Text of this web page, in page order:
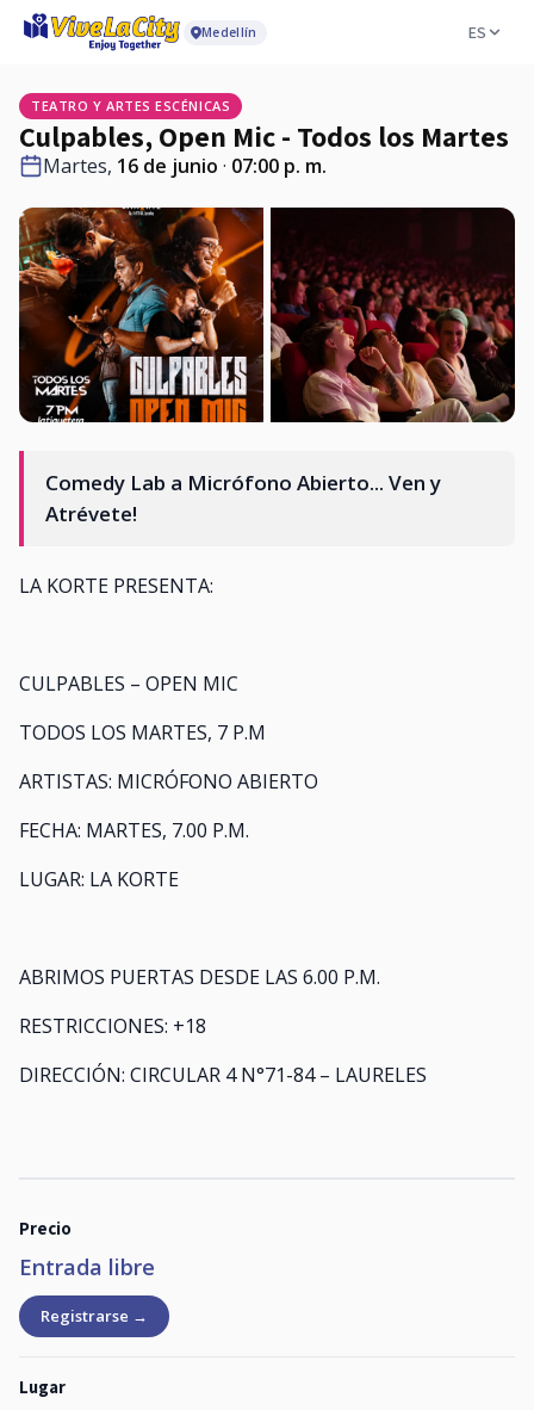
Medellín ES
TEATRO Y ARTES ESCÉNICAS
Culpables, Open Mic - Todos los Martes
Martes, 16 de junio · 07:00 p. m.
Comedy Lab a Micrófono Abierto... Ven y
Atrévete!
LA KORTE PRESENTA:
CULPABLES – OPEN MIC
TODOS LOS MARTES, 7 P.M
ARTISTAS: MICRÓFONO ABIERTO
FECHA: MARTES, 7.00 P.M.
LUGAR: LA KORTE
ABRIMOS PUERTAS DESDE LAS 6.00 P.M.
RESTRICCIONES: +18
DIRECCIÓN: CIRCULAR 4 N°71-84 – LAURELES
Precio
Entrada libre
Registrarse →
Lugar